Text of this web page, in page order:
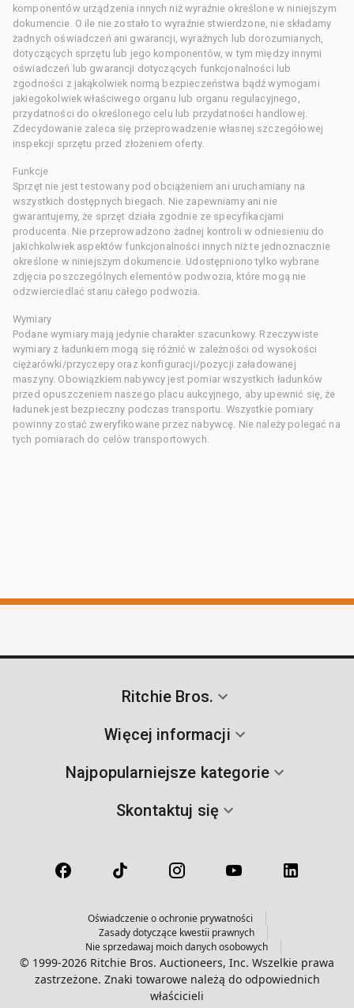
komponentów urządzenia innych niż wyraźnie określone w niniejszym
dokumencie. O ile nie zostało to wyraźnie stwierdzone, nie składamy
żadnych oświadczeń ani gwarancji, wyraźnych lub dorozumianych,
dotyczących sprzętu lub jego komponentów, w tym między innymi
oświadczeń lub gwarancji dotyczących funkcjonalności lub
zgodności z jakąkolwiek normą bezpieczeństwa bądź wymogami
jakiegokolwiek właściwego organu lub organu regulacyjnego,
przydatności do określonego celu lub przydatności handlowej.
Zdecydowanie zaleca się przeprowadzenie własnej szczegółowej
inspekcji sprzętu przed złożeniem oferty.
Funkcje
Sprzęt nie jest testowany pod obciążeniem ani uruchamiany na
wszystkich dostępnych biegach. Nie zapewniamy ani nie
gwarantujemy, że sprzęt działa zgodnie ze specyfikacjami
producenta. Nie przeprowadzono żadnej kontroli w odniesieniu do
jakichkolwiek aspektów funkcjonalności innych niż te jednoznacznie
określone w niniejszym dokumencie. Udostępniono tylko wybrane
zdjęcia poszczególnych elementów podwozia, które mogą nie
odzwierciedlać stanu całego podwozia.
Wymiary
Podane wymiary mają jedynie charakter szacunkowy. Rzeczywiste
wymiary z ładunkiem mogą się różnić w zależności od wysokości
ciężarówki/przyczepy oraz konfiguracji/pozycji załadowanej
maszyny. Obowiązkiem nabywcy jest pomiar wszystkich ładunków
przed opuszczeniem naszego placu aukcyjnego, aby upewnić się, że
ładunek jest bezpieczny podczas transportu. Wszystkie pomiary
powinny zostać zweryfikowane przez nabywcę. Nie należy polegać na
tych pomiarach do celów transportowych.
Ritchie Bros.
Więcej informacji
Najpopularniejsze kategorie
Skontaktuj się
Oświadczenie o ochronie prywatności
Zasady dotyczące kwestii prawnych
Nie sprzedawaj moich danych osobowych
© 1999-2026 Ritchie Bros. Auctioneers, Inc. Wszelkie prawa
zastrzeżone. Znaki towarowe należą do odpowiednich
właścicieli